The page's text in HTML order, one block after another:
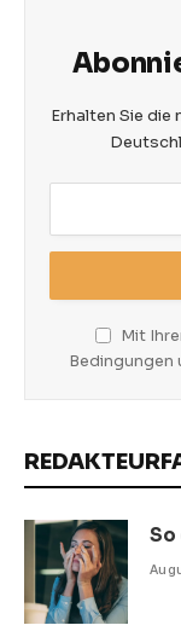
Erhalten Sie
Mit
Bedingungen
So